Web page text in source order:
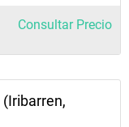
Consultar Precio